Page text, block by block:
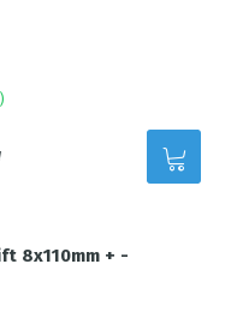
)
8x110mm + -